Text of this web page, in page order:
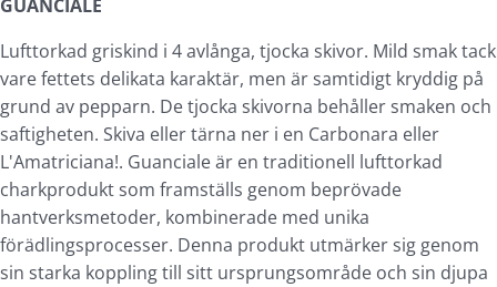
GUANCIALE
Lufttorkad griskind i 4 avlånga, tjocka skivor. Mild smak tack
vare fettets delikata karaktär, men är samtidigt kryddig på
grund av pepparn. De tjocka skivorna behåller smaken och
saftigheten. Skiva eller tärna ner i en Carbonara eller
L'Amatriciana!. Guanciale är en traditionell lufttorkad
charkprodukt som framställs genom beprövade
hantverksmetoder, kombinerade med unika
förädlingsprocesser. Denna produkt utmärker sig genom
sin starka koppling till sitt ursprungsområde och sin djupa